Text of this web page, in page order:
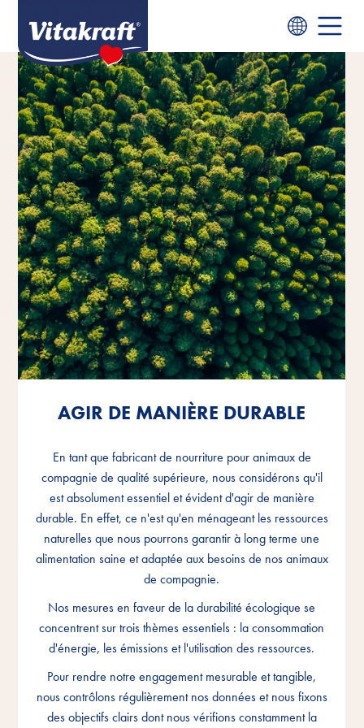
AGIR DE MANIÈRE DURABLE
En tant que fabricant de nourriture pour animaux de
compagnie de qualité supérieure, nous considérons qu'il
est absolument essentiel et évident d'agir de manière
durable. En effet, ce n'est qu'en ménageant les ressources
naturelles que nous pourrons garantir à long terme une
alimentation saine et adaptée aux besoins de nos animaux
de compagnie.
Nos mesures en faveur de la durabilité écologique se
concentrent sur trois thèmes essentiels : la consommation
d'énergie, les émissions et l'utilisation des ressources.
Pour rendre notre engagement mesurable et tangible,
nous contrôlons régulièrement nos données et nous fixons
des objectifs clairs dont nous vérifions constamment la
AGIR DE MANIÈRE DURABLE
En tant que fabricant de nourriture pour animaux de
compagnie de qualité supérieure, nous considérons qu'il
est absolument essentiel et évident d'agir de manière
durable. En effet, ce n'est qu'en ménageant les ressources
naturelles que nous pourrons garantir à long terme une
alimentation saine et adaptée aux besoins de nos animaux
de compagnie.
Nos mesures en faveur de la durabilité écologique se
concentrent sur trois thèmes essentiels : la consommation
d'énergie, les émissions et l'utilisation des ressources.
Pour rendre notre engagement mesurable et tangible,
nous contrôlons régulièrement nos données et nous fixons
des objectifs clairs dont nous vérifions constamment la
AGIR DE MANIÈRE DURABLE
En tant que fabricant de nourriture pour animaux de
compagnie de qualité supérieure, nous considérons qu'il
est absolument essentiel et évident d'agir de manière
durable. En effet, ce n'est qu'en ménageant les ressources
naturelles que nous pourrons garantir à long terme une
alimentation saine et adaptée aux besoins de nos animaux
de compagnie.
Nos mesures en faveur de la durabilité écologique se
concentrent sur trois thèmes essentiels : la consommation
d'énergie, les émissions et l'utilisation des ressources.
Pour rendre notre engagement mesurable et tangible,
nous contrôlons régulièrement nos données et nous fixons
des objectifs clairs dont nous vérifions constamment la